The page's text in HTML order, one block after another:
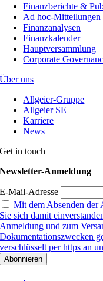
Finanzberichte &
Ad hoc-Mitteilungen
Finanzanalysen
Finanzkalender
Hauptversammlung
Corporate
Über uns
Allgeier-Gruppe
Allgeier SE
Karriere
News
Get in touch
Newsletter-Anmeldung
E-Mail-Adresse
Mit dem Absenden der
Sie sich damit
Anmeldung und zum
Dokumentationszwecken
verschlüsselt per https an